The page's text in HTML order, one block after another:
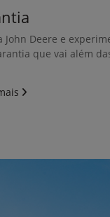
Plantadeira DB
DB50 MaxEmerge™ 5e
Ver detalhes